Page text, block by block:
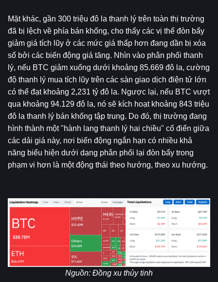
Mặt khác, gần 300 triệu đô la thanh lý trên toàn thị trường
đã bị lệch về phía bán khống, cho thấy các vị thế đòn bẩy
giảm giá tích lũy ở các mức giá thấp hơn đang dần bị xóa
sổ bởi các biến động giá tăng. Nhìn vào phân phối thanh
lý, nếu BTC giảm xuống dưới khoảng 85.669 đô la, cường
độ thanh lý mua tích lũy trên các sàn giao dịch điện tử lớn
có thể đạt khoảng 2,231 tỷ đô la. Ngược lại, nếu BTC vượt
qua khoảng 94.129 đô la, nó sẽ kích hoạt khoảng 843 triệu
đô la thanh lý bán khống tập trung. Do đó, thị trường đang
hình thành một "hành lang thanh lý hai chiều" cổ điển giữa
các dải giá này, nơi biến động ngắn hạn có nhiều khả
năng biểu hiện dưới dạng phân phối lại đòn bẩy trong
phạm vi hơn là một động thái theo hướng, theo xu hướng.
Nguồn: Đồng xu thủy tinh